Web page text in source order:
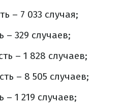
– 7 033 случая;
– 329 случаев;
– 1 828 случаев;
– 8 505 случаев;
– 1 219 случаев;